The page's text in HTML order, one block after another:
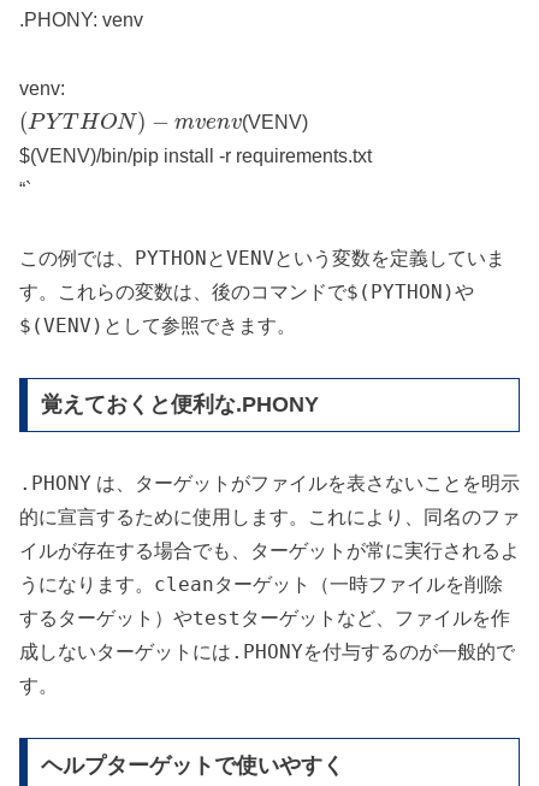
.PHONY: venv
venv:
(PYTHON)−
(VENV)
$(VENV)/bin/pip install -r requirements.txt
“`
この例では、 PYTHONとVENVという変数を定義していま
す。これらの変数は、後のコマンドで$(PYTHON)や
$(VENV) として参照できます。
覚えておくと便利な.PHONY
.PHONY は、ターゲットがファイルを表さないことを明示
的に宣言するために使用します。これにより、同名のファ
イルが存在する場合でも、ターゲットが常に実行されるよ
うになります。 cleanターゲット（一時ファイルを削除
するターゲット）やtest ターゲットなど、ファイルを作
成しないターゲットには .PHONYを付与するのが一般的で
す。
ヘルプターゲットで使いやすく